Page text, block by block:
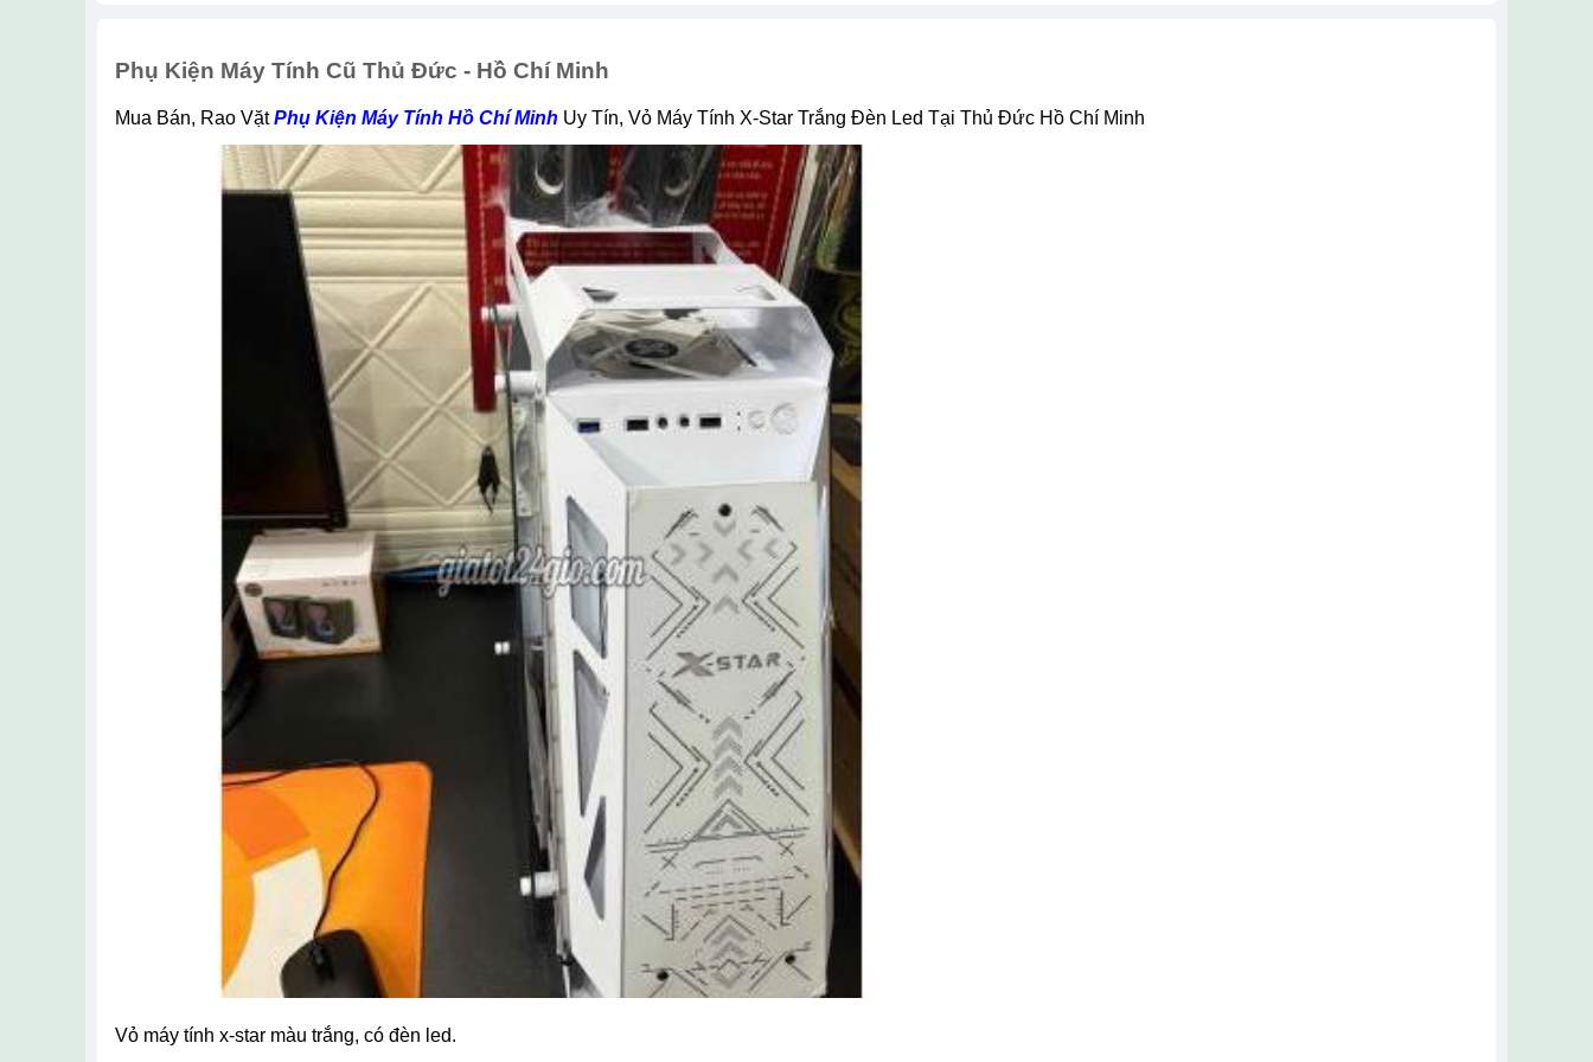
Phụ Kiện Máy Tính Cũ Thủ Đức - Hồ Chí Minh
Mua Bán, Rao VặtPhụ Kiện Máy Tính Hồ Chí Minh Uy Tín, Vỏ Máy Tính X-Star Trắng Đèn Led Tại Thủ Đức Hồ Chí Minh
vỏ máy tính x-star màu trắng, có đèn led.